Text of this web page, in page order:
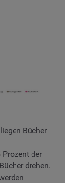
Bücher
Prozent der
drehen.